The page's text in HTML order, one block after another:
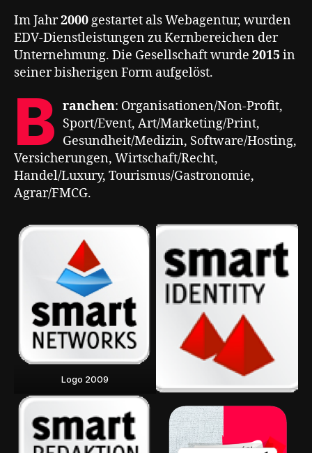
Im Jahr2000gestartet als Webagentur, wurden
EDV-Dienstleistungen zu Kernbereichen der
Unternehmung. Die Gesellschaft wurde 2015 in
seiner bisherigen Form aufgelöst.
B ranchen: Organisationen/Non-Profit,
Sport/Event, Art/Marketing/Print,
Gesundheit/Medizin, Software/Hosting,
Versicherungen, Wirtschaft/Recht,
Handel/Luxury, Tourismus/Gastronomie,
Agrar/FMCG.
Logo 2009